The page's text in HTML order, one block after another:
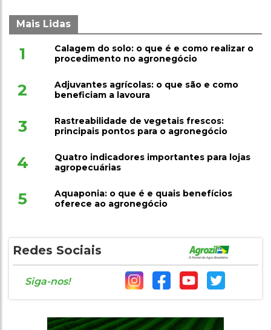
Mais Lidas
1
Calagem do solo: o que é e como realizar o
procedimento no agronegócio
2
Adjuvantes agrícolas: o que são e como
beneficiam a lavoura
3
Rastreabilidade de vegetais frescos:
principais pontos para o agronegócio
4
Quatro indicadores importantes para lojas
agropecuárias
5
Aquaponia: o que é e quais benefícios
oferece ao agronegócio
Redes Sociais
Siga-nos!